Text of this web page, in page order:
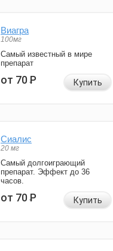
Виагра
100мг
Самый известный в мире
препарат
от 70Р Купить
Сиалис
20 мг
Самый долгоиграющий
препарат. Эффект до 36
часов.
от 70Р Купить